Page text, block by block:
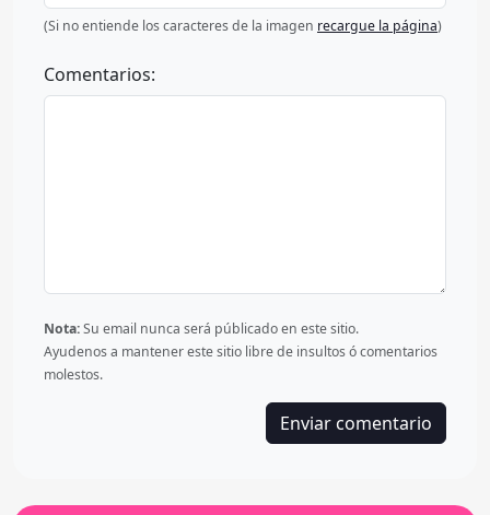
(Si no entiende los caracteres de la imagen recargue la página)
Comentarios:
Nota:Su email nunca será públicado en este sitio.
Ayudenos a mantener este sitio libre de insultos ó comentarios
molestos.